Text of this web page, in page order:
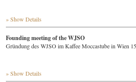
» Show Details
Founding meeting of the WJSO
Gründung des WJSO im Kaffee Moccastube in Wien 15
» Show Details